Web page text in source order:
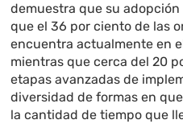
demuestra que su
que el 36 por ciento de las
encuentra actualmente en
mientras que cerca del 20
etapas avanzadas de
diversidad de formas en
la cantidad de tiempo que